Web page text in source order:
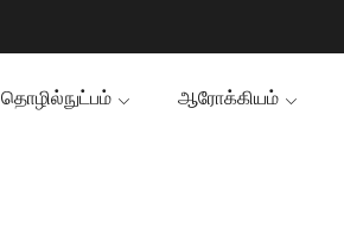
தொழில்நுட்பம் ஆரோக்கியம்